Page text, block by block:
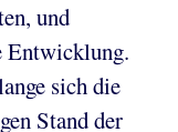
und
Entwicklung.
sich die
Stand der